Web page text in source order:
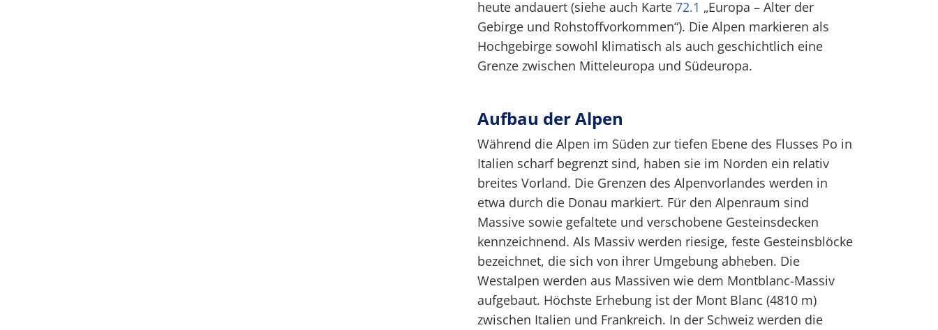
heute andauert (siehe auch Karte 72.1 „Europa – Alter der
Gebirge und Rohstoffvorkommen“). Die Alpen markieren als
Hochgebirge sowohl klimatisch als auch geschichtlich eine
Grenze zwischen Mitteleuropa und Südeuropa.
Aufbau der Alpen
Während die Alpen im Süden zur tiefen Ebene des Flusses Po in
Italien scharf begrenzt sind, haben sie im Norden ein relativ
breites Vorland. Die Grenzen des Alpenvorlandes werden in
etwa durch die Donau markiert. Für den Alpenraum sind
Massive sowie gefaltete und verschobene Gesteinsdecken
kennzeichnend. Als Massiv werden riesige, feste Gesteinsblöcke
bezeichnet, die sich von ihrer Umgebung abheben. Die
Westalpen werden aus Massiven wie dem Montblanc-Massiv
aufgebaut. Höchste Erhebung ist der Mont Blanc (4810 m)
zwischen Italien und Frankreich. In der Schweiz werden die